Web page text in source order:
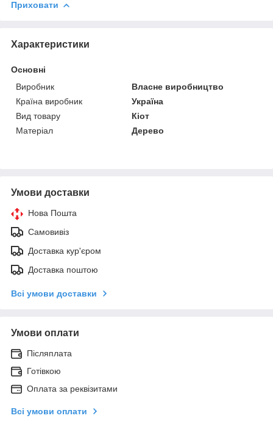
Приховати
Характеристики
Основні
Виробник
Власне виробництво
Країна виробник
Україна
Вид товару
Кіот
Матеріал
Дерево
Умови доставки
Нова Пошта
Самовивіз
Доставка кур'єром
Доставка поштою
Всі умови доставки
Умови оплати
Післяплата
Готівкою
Оплата за реквізитами
Всі умови оплати